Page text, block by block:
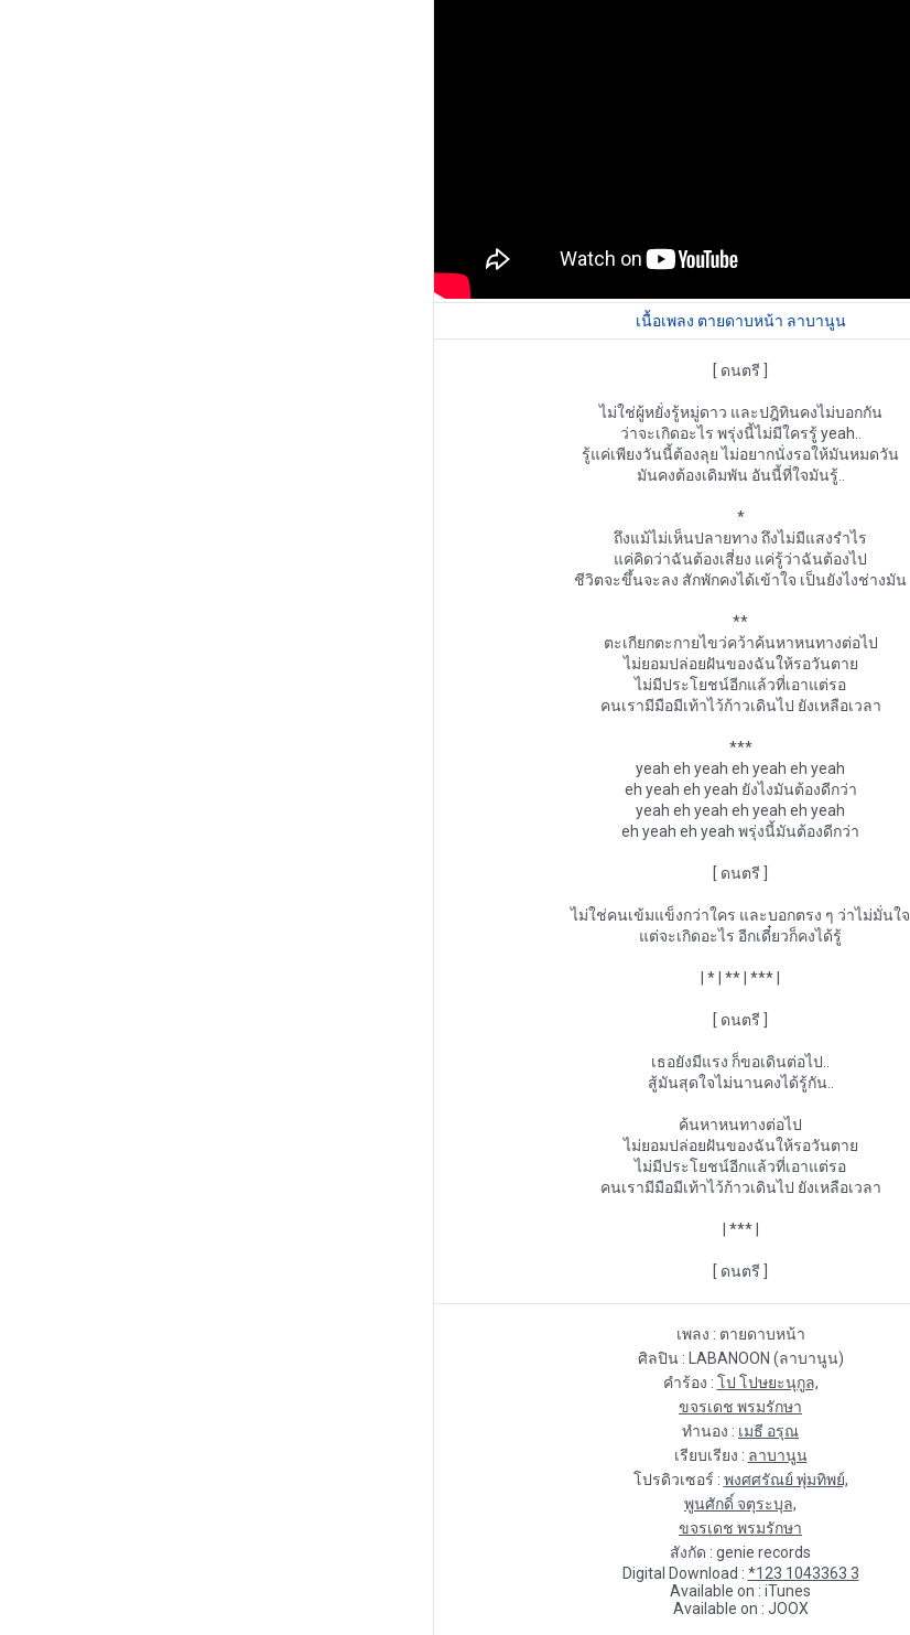
เนื้อเพลง ตายดาบหน้า ลาบานูน
[ ดนตรี ]
ไม่ใช่ผู้หยั่งรู้หมู่ดาว และปฎิทินคงไม่บอกกัน
ว่าจะเกิดอะไร พรุ่งนี้ไม่มีใครรู้ yeah..
รู้แค่เพียงวันนี้ต้องลุย ไม่อยากนั่งรอให้มันหมดวัน
มันคงต้องเดิมพัน อันนี้ที่ใจมันรู้..
*
ถึงแม้ไม่เห็นปลายทาง ถึงไม่มีแสงรำไร
แค่คิดว่าฉันต้องเสี่ยง แค่รู้ว่าฉันต้องไป
ชีวิตจะขึ้นจะลง สักพักคงได้เข้าใจ เป็นยังไงช่างมัน
**
ตะเกียกตะกายไขว่คว้าค้นหาหนทางต่อไป
ไม่ยอมปล่อยฝันของฉันให้รอวันตาย
ไม่มีประโยชน์อีกแล้วที่เอาแต่รอ
คนเรามีมือมีเท้าไว้ก้าวเดินไป ยังเหลือเวลา
***
yeah eh yeah eh yeah eh yeah
eh yeah eh yeah ยังไงมันต้องดีกว่า
yeah eh yeah eh yeah eh yeah
eh yeah eh yeah พรุ่งนี้มันต้องดีกว่า
[ ดนตรี ]
ไม่ใช่คนเข้มแข็งกว่าใคร และบอกตรง ๆ ว่าไม่มั่นใจ
แต่จะเกิดอะไร อีกเดี๋ยวก็คงได้รู้
| * | ** | *** |
[ ดนตรี ]
เธอยังมีแรง ก็ขอเดินต่อไป..
สู้มันสุดใจไม่นานคงได้รู้กัน..
ค้นหาหนทางต่อไป
ไม่ยอมปล่อยฝันของฉันให้รอวันตาย
ไม่มีประโยชน์อีกแล้วที่เอาแต่รอ
คนเรามีมือมีเท้าไว้ก้าวเดินไป ยังเหลือเวลา
| *** |
[ ดนตรี ]
เพลง : ตายดาบหน้า
ศิลปิน :
LABANOON (ลาบานูน)
คำร้อง : โป โปษยะนุกูล,
ขจรเดช พรมรักษา
ทำนอง : เมธี อรุณ
เรียบเรียง : ลาบานูน
โปรดิวเซอร์ : พงศศรัณย์ พุ่มทิพย์,
พูนศักดิ์ จตุระบุล,
ขจรเดช พรมรักษา
สังกัด : genie records
Digital Download : *123 1043363 3
Available on : iTunes
Available on : JOOX